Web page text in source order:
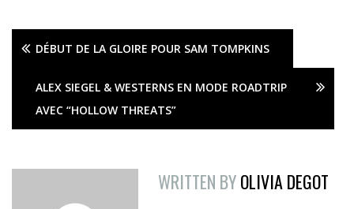
DÉBUT DE LA GLOIRE POUR SAM TOMPKINS
ALEX SIEGEL & WESTERNS EN MODE ROADTRIP
AVEC “HOLLOW THREATS”
WRITTEN BYOLIVIA DEGOT